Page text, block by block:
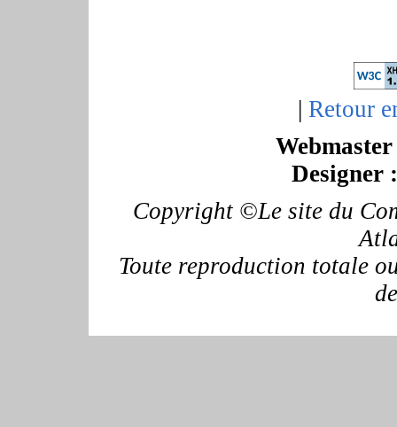
| Retour
Designer :
Copyright ©Le site du
Toute reproduction totale